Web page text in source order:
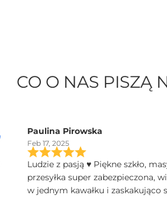
CO O NAS PISZĄ
Paulina Pirowska
Feb 17, 2025
Ludzie z pasją ♥️ Piękne szkło,
przesyłka super zabezpieczona,
w jednym kawałku i zaskakująco